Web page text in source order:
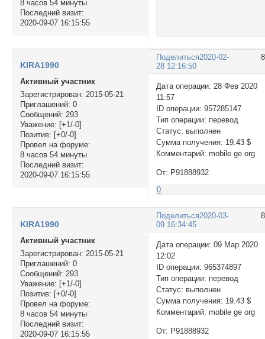
8 часов 54 минуты
Последний визит:
2020-09-07 16:15:55
Поделиться2020-02-
28 12:16:50
KIRA1990
Активный участник
Зарегистрирован: 2015-05-21
Приглашений: 0
Сообщений: 293
Уважение: [+1/-0]
Позитив: [+0/-0]
Провел на форуме:
8 часов 54 минуты
Последний визит:
2020-09-07 16:15:55
Дата операции: 28 Фев 2020
11:57
ID операции: 957285147
Тип операции: перевод
Статус: выполнен
Сумма получения: 19.43 $
Комментарий: mobile ge org
От: P91888932
0
Поделиться2020-03-
09 16:34:45
KIRA1990
Активный участник
Зарегистрирован: 2015-05-21
Приглашений: 0
Сообщений: 293
Уважение: [+1/-0]
Позитив: [+0/-0]
Провел на форуме:
8 часов 54 минуты
Последний визит:
2020-09-07 16:15:55
Дата операции: 09 Мар 2020
12:02
ID операции: 965374897
Тип операции: перевод
Статус: выполнен
Сумма получения: 19.43 $
Комментарий: mobile ge org
От: P91888932